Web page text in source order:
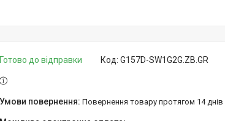
Готово до відправки Код: G157D-SW1G2G.ZB.GR
повернення товару протягом 14 днів